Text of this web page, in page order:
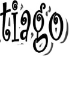
y facilita el
plantas, su